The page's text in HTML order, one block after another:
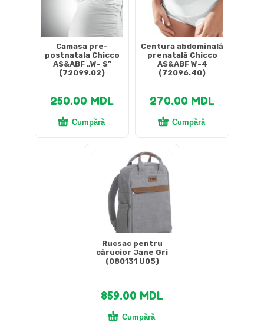
Camasa pre-
postnatala Chicco
AS&ABF „W- S”
(72099.02)
250.00 MDL
Cumpără
Centura abdominală
prenatală Chicco
AS&ABF W-4
(72096.40)
270.00 MDL
Cumpără
Rucsac pentru
cărucior Jane Gri
(080131 U05)
859.00 MDL
Cumpără